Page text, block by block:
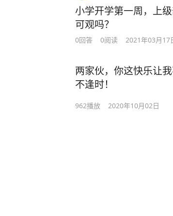
小学开学第一周，上
可观吗？
0回答 0阅读 2021年03月17
两家伙，你这快乐让
不逢时！
962播放 2020年10月02日